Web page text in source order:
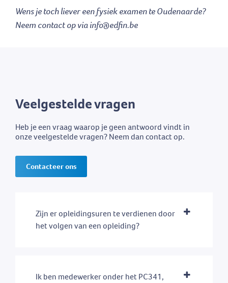
Wens je toch liever een fysiek examen te Oudenaarde?
Neem contact op via info@edfin.be
Veelgestelde vragen
Heb je een vraag waarop je geen antwoord vindt in
onze veelgestelde vragen? Neem dan contact op.
Contacteer ons
Zijn er opleidingsuren te verdienen door
het volgen van een opleiding?
Ik ben medewerker onder het PC341,